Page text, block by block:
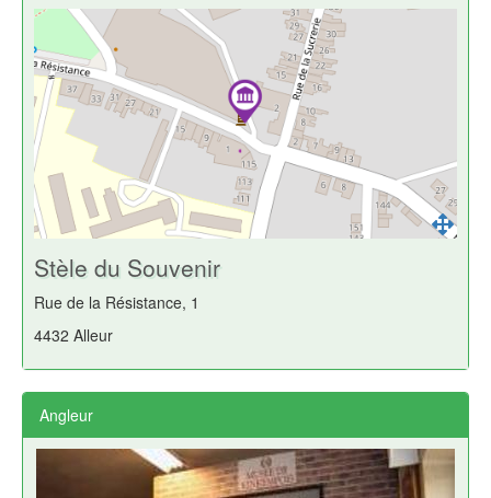
Stèle du Souvenir
Rue de la Résistance, 1
4432 Alleur
Angleur